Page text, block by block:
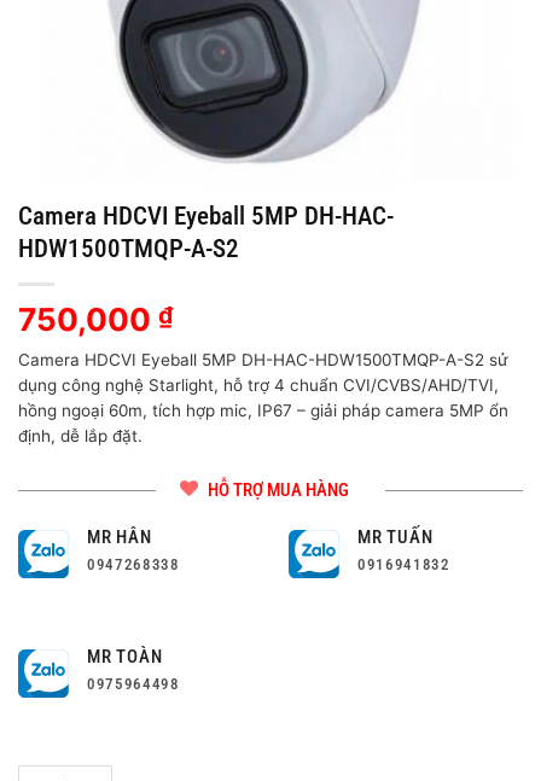
Camera HDCVI Eyeball 5MP DH-HAC-
HDW1500TMQP-A-S2
750,000 ₫
Camera HDCVI Eyeball 5MP DH-HAC-HDW1500TMQP-A-S2 sử
dụng công nghệ Starlight, hỗ trợ 4 chuẩn CVI/CVBS/AHD/TVI,
hồng ngoại 60m, tích hợp mic, IP67 – giải pháp camera 5MP ổn
định, dễ lắp đặt.
HỖ TRỢ MUA HÀNG
MR HÂN
0947268338
MR TUẤN
0916941832
MR TOÀN
0975964498